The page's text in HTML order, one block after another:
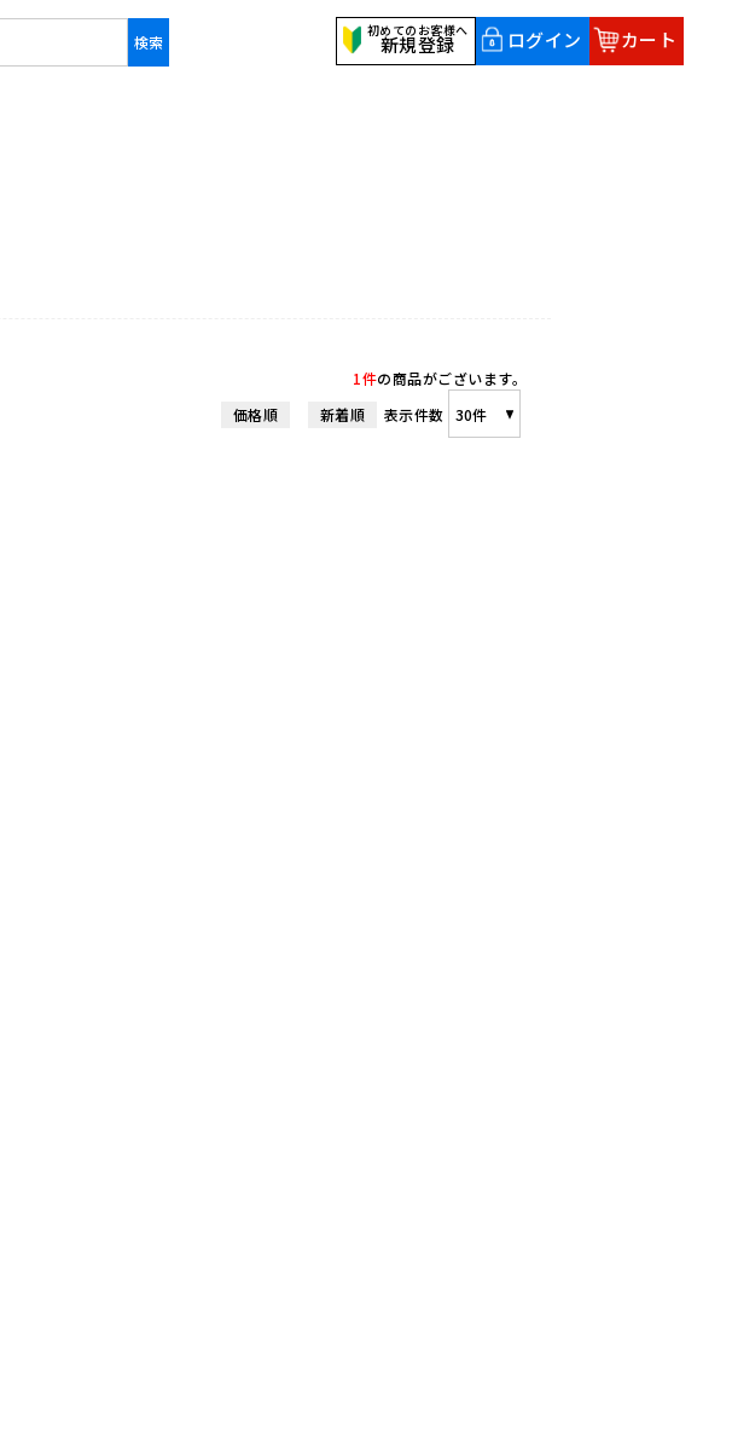
初めてのお客様へ
新規登録 ログイン カート
1件の商品がございます。
価格順
新着順 表示件数